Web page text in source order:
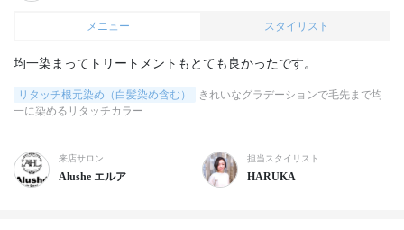
メニュー スタイリスト
均一染まってトリートメントもとても良かったです。
リタッチ根元染め（白髪染め含む）
きれいなグラデーションで毛先まで均
一に染めるリタッチカラー
来店サロン
Alushe エルア
担当スタイリスト
HARUKA